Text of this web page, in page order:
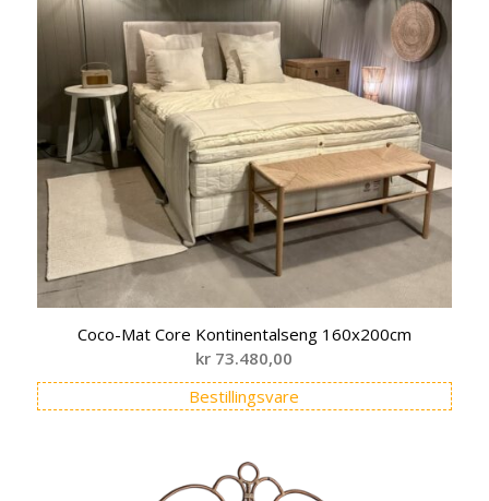
Coco-Mat Core Kontinentalseng 160x200cm
kr 73.480,00
Bestillingsvare